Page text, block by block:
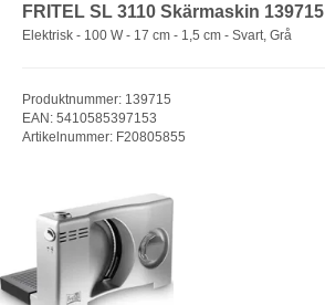
FRITEL SL 3110 Skärmaskin 139715
Elektrisk - 100 W - 17 cm - 1,5 cm - Svart, Grå
Produktnummer: 139715
EAN: 5410585397153
Artikelnummer: F20805855